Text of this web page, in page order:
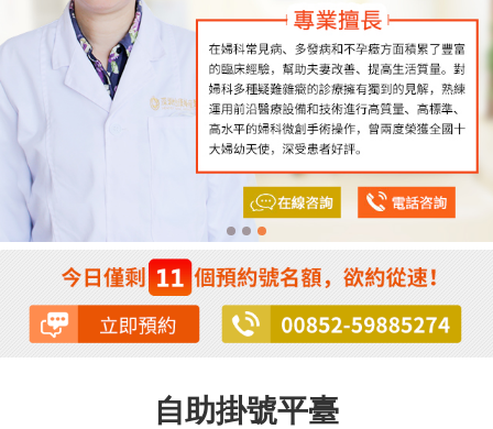
自助掛號平臺